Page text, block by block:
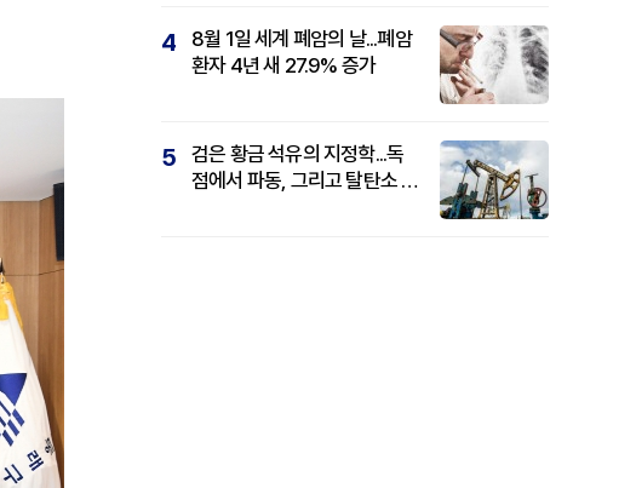
4
8월 1일 세계 폐암의 날...폐암
환자 4년 새 27.9% 증가
5
검은 황금 석유의 지정학...독
점에서 파동, 그리고 탈탄소 패